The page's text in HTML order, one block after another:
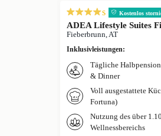
s Kostenlos
ADEA Lifestyle Suites
Fieberbrunn, AT
Inklusivleistungen:
Tägliche
& Dinner
Voll ausgestattete
Fortuna)
Nutzung des über
Wellnessbereichs